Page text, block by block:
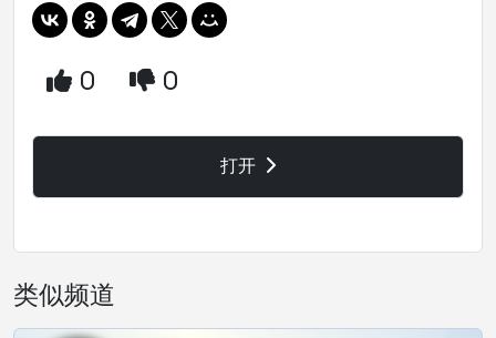
0 0
打开
类似频道